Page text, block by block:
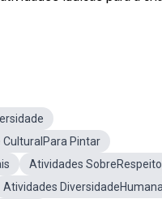
CulturalPara Pintar
Atividades SobreRespeito
Atividades